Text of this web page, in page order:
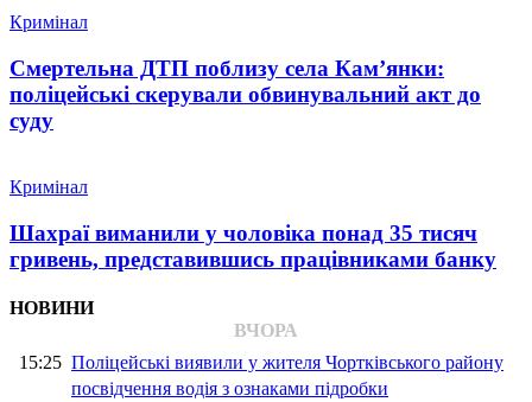
Кримінал
Смертельна ДТП поблизу села Кам’янки:
поліцейські скерували обвинувальний акт до
суду
Кримінал
Шахраї виманили у чоловіка понад 35 тисяч
гривень, представившись працівниками банку
НОВИНИ
ВЧОРА
15:25 Поліцейські виявили у жителя Чортківського району
посвідчення водія з ознаками підробки